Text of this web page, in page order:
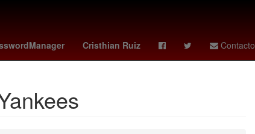
Cristhian Ruiz Contacto
de noviembre Ridley Scott Jorge Messi